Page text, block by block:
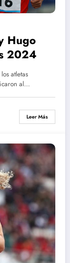
Hugo
2024
atletas
al…
Leer Más